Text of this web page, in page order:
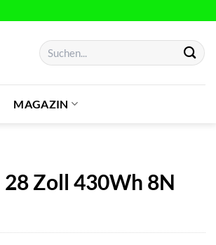
Suchen
nach:
MAGAZIN
Zoll 430Wh 8N